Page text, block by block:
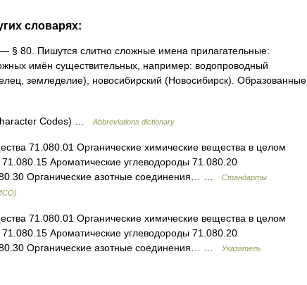
словарях:
— § 80. Пишутся слитно сложные имена прилагательные:
имён существительных, например: водопроводный
земледелие), новосибирский (Новосибирск). Образованные
Codes) … Abbreviations dictionary
71.080.01 Органические химические вещества в целом
Ароматические углеводороды 71.080.20
Органические азотные соединения… …
Стандарты
71.080.01 Органические химические вещества в целом
Ароматические углеводороды 71.080.20
Органические азотные соединения… …
Указатель